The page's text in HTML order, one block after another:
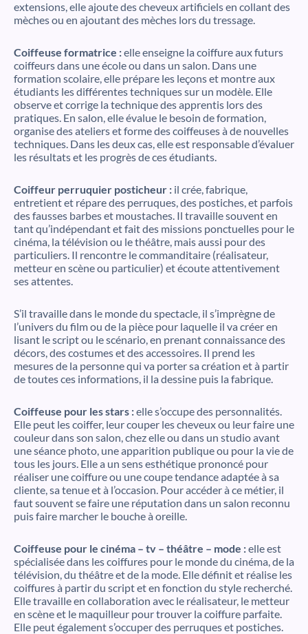
extensions, elle ajoute des cheveux artificiels en collant des
mèches ou en ajoutant des mèches lors du tressage.
Coiffeuse formatrice :elle enseigne la coiffure aux futurs
coiffeurs dans une école ou dans un salon. Dans une
formation scolaire, elle prépare les leçons et montre aux
étudiants les différentes techniques sur un modèle. Elle
observe et corrige la technique des apprentis lors des
pratiques. En salon, elle évalue le besoin de formation,
organise des ateliers et forme des coiffeuses à de nouvelles
techniques. Dans les deux cas, elle est responsable d’évaluer
les résultats et les progrès de ces étudiants.
Coiffeur perruquier posticheur : il crée, fabrique,
entretient et répare des perruques, des postiches, et parfois
des fausses barbes et moustaches. Il travaille souvent en
tant qu’indépendant et fait des missions ponctuelles pour le
cinéma, la télévision ou le théâtre, mais aussi pour des
particuliers. Il rencontre le commanditaire (réalisateur,
metteur en scène ou particulier) et écoute attentivement
ses attentes.
S’il travaille dans le monde du spectacle, il s’imprègne de
l’univers du film ou de la pièce pour laquelle il va créer en
lisant le script ou le scénario, en prenant connaissance des
décors, des costumes et des accessoires. Il prend les
mesures de la personne qui va porter sa création et à partir
de toutes ces informations, il la dessine puis la fabrique.
Coiffeuse pour les stars :elle s’occupe des personnalités.
Elle peut les coiffer, leur couper les cheveux ou leur faire une
couleur dans son salon, chez elle ou dans un studio avant
une séance photo, une apparition publique ou pour la vie de
tous les jours. Elle a un sens esthétique prononcé pour
réaliser une coiffure ou une coupe tendance adaptée à sa
cliente, sa tenue et à l’occasion. Pour accéder à ce métier, il
faut souvent se faire une réputation dans un salon reconnu
puis faire marcher le bouche à oreille.
Coiffeuse pour le cinéma – tv – théâtre – mode :elle est
spécialisée dans les coiffures pour le monde du cinéma, de la
télévision, du théâtre et de la mode. Elle définit et réalise les
coiffures à partir du script et en fonction du style recherché.
Elle travaille en collaboration avec le réalisateur, le metteur
en scène et le maquilleur pour trouver la coiffure parfaite.
Elle peut également s’occuper des perruques et postiches.